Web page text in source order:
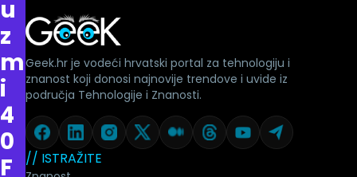
u
z
m
i
4
0
F
// ISTRAŽITE
Geek.hr je vodeći hrvatski portal za tehnologiju i
znanost koji donosi najnovije trendove i uvide iz
područja Tehnologije i Znanosti.